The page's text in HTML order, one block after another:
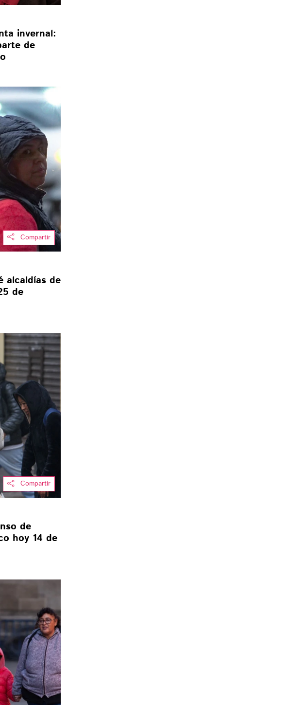
invernal:
de
Compartir
alcaldías de
de
Compartir
de
hoy 14 de